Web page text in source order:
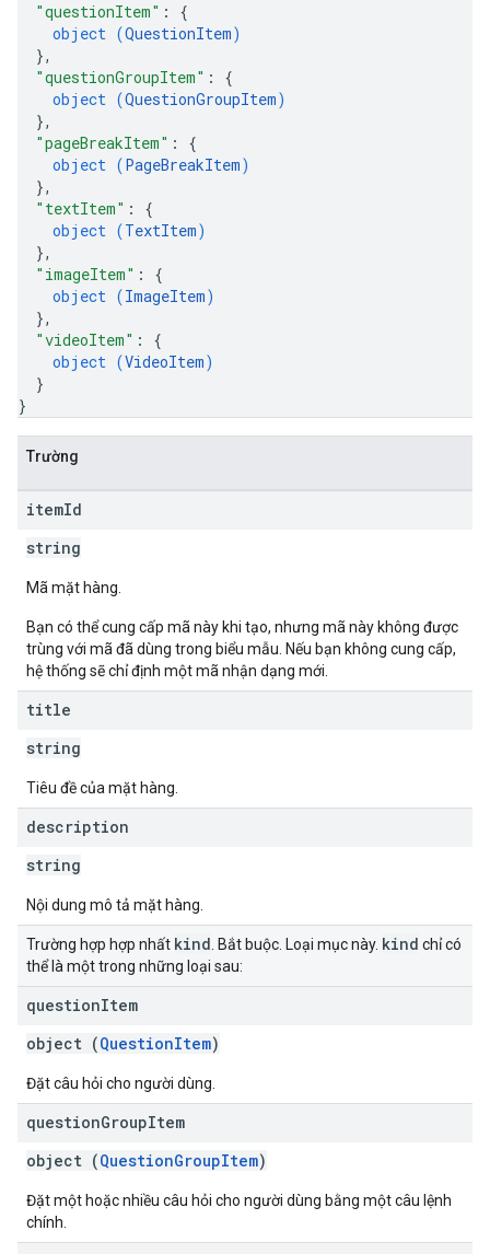
"questionItem" : {
object (QuestionItem)
},
"questionGroupItem" : {
object (QuestionGroupItem)
},
"pageBreakItem" : {
object (PageBreakItem)
},
"textItem" : {
object (TextItem)
},
"imageItem" : {
object (ImageItem)
},
"videoItem" : {
object (VideoItem)
}
}
Trường
itemId
string
Mã mặt hàng.
Bạn có thể cung cấp mã này khi tạo, nhưng mã này không được
trùng với mã đã dùng trong biểu mẫu. Nếu bạn không cung cấp,
hệ thống sẽ chỉ định một mã nhận dạng mới.
title
string
Tiêu đề của mặt hàng.
description
string
Nội dung mô tả mặt hàng.
Trường hợp hợp nhất kind . Bắt buộc. Loại mục này. kind chỉ có
thể là một trong những loại sau:
questionItem
object (QuestionItem)
Đặt câu hỏi cho người dùng.
questionGroupItem
object (QuestionGroupItem)
Đặt một hoặc nhiều câu hỏi cho người dùng bằng một câu lệnh
chính.